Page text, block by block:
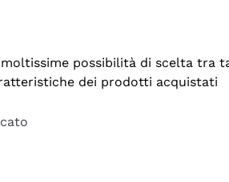
possibilità di scelta tra
dei prodotti acquistati